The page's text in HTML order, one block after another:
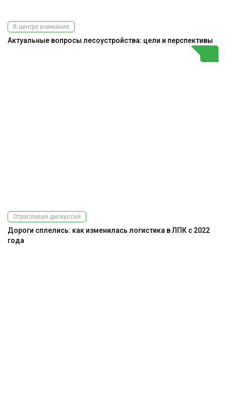
В центре внимания
Актуальные вопросы лесоустройства: цели и перспективы
Отраслевая дискуссия
Дороги сплелись: как изменилась логистика в ЛПК с 2022
года